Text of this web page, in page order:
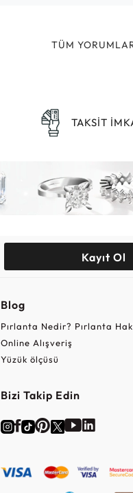
TÜM
TAKSİT
Kayıt Ol
Blog
Pırlanta Nedir? Pırlanta
Online Alışveriş
Yüzük ölçüsü
Bizi Takip Edin